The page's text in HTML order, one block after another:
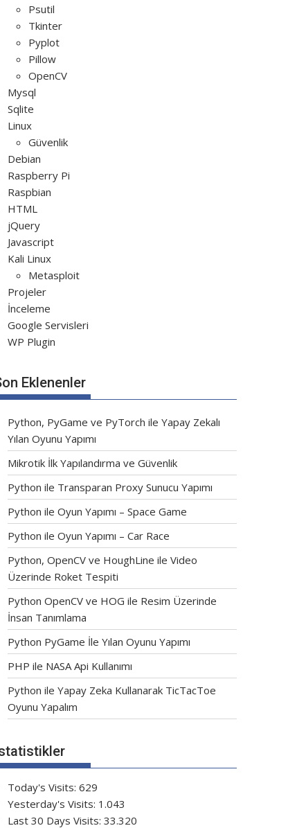
Psutil
Tkinter
Pyplot
Pillow
OpenCV
Mysql
Sqlite
Linux
Güvenlik
Debian
Raspberry Pi
Raspbian
HTML
jQuery
Javascript
Kali Linux
Metasploit
Projeler
İnceleme
Google Servisleri
WP Plugin
Eklenenler
Python, PyGame ve PyTorch ile Yapay Zekalı
Yılan Oyunu Yapımı
Mikrotik İlk Yapılandırma ve Güvenlik
Python ile Transparan Proxy Sunucu Yapımı
Python ile Oyun Yapımı – Space Game
Python ile Oyun Yapımı – Car Race
Python, OpenCV ve HoughLine ile Video
Üzerinde Roket Tespiti
Python OpenCV ve HOG ile Resim Üzerinde
İnsan Tanımlama
Python PyGame İle Yılan Oyunu Yapımı
PHP ile NASA Api Kullanımı
Python ile Yapay Zeka Kullanarak TicTacToe
Oyunu Yapalım
Today's Visits: 629
Yesterday's Visits: 1.043
Last 30 Days Visits: 33.320